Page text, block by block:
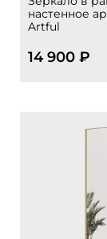
настенное
Artful
14 900 ₽